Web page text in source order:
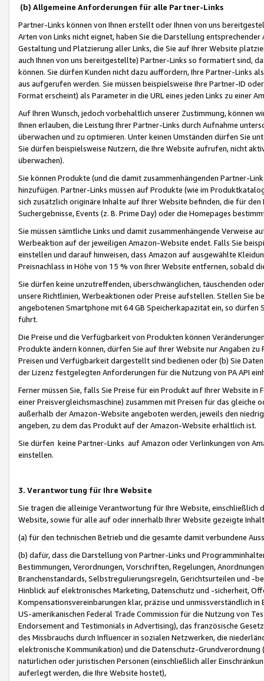
(b) Allgemeine Anforderungen für alle Partner-Links
Partner-Links können von Ihnen erstellt oder Ihnen von uns
Arten von Links nicht eignet, haben Sie die Darstellung
Gestaltung und Platzierung aller Links, die Sie auf Ihrer Website
auch Ihnen von uns bereitgestellte) Partner-Links so formatiert sind,
können. Sie dürfen Kunden nicht dazu auffordern, Ihre Partner-Links
aus aufgerufen werden. Sie müssen beispielsweise Ihre Partner-ID
Format erscheint) als Parameter in die URL eines jeden Links zu einer
Auf Ihren Wunsch, jedoch vorbehaltlich unserer Zustimmung, können
Ihnen erlauben, die Leistung Ihrer Partner-Links durch Aufnahme
überwachen und zu optimieren. Unter keinen Umständen dürfen Sie
Sie dürfen beispielsweise Nutzern, die Ihre Website aufrufen, nicht
überwachen).
Sie können Produkte (und die damit zusammenhängenden Partner-
hinzufügen. Partner-Links müssen auf Produkte (wie im
sich zusätzlich originäre Inhalte auf Ihrer Website befinden, die für
Suchergebnisse, Events (z. B. Prime Day) oder die Homepages
Sie müssen sämtliche Links und damit zusammenhängende
Werbeaktion auf der jeweiligen Amazon-Website endet. Falls Sie
einstellen und darauf hinweisen, dass Amazon auf ausgewählte
Preisnachlass in Höhe von 15 % von Ihrer Website entfernen, sobald
Sie dürfen keine unzutreffenden, überschwänglichen, täuschenden
unsere Richtlinien, Werbeaktionen oder Preise aufstellen. Stellen Sie
angebotenen Smartphone mit 64 GB Speicherkapazität ein, so dürfen
führt.
Die Preise und die Verfügbarkeit von Produkten können
Produkte ändern können, dürfen Sie auf Ihrer Website nur Angaben
Preisen und Verfügbarkeit dargestellt sind bedienen oder (b) Sie
der Lizenz festgelegten Anforderungen für die Nutzung von PA API
Ferner müssen Sie, falls Sie Preise für ein Produkt auf Ihrer Website
einer Preisvergleichsmaschine) zusammen mit Preisen für das
außerhalb der Amazon-Website angeboten werden, jeweils den
angeben, zu dem das Produkt auf der Amazon-Website erhältlich ist.
Sie dürfen keine Partner-Links auf Amazon oder Verlinkungen von
einstellen.
3. Verantwortung für Ihre Website
Sie tragen die alleinige Verantwortung für Ihre Website,
Website, sowie für alle auf oder innerhalb Ihrer Website gezeigte
(a) für den technischen Betrieb und die gesamte damit verbundene
(b) dafür, dass die Darstellung von Partner-Links und
Bestimmungen, Verordnungen, Vorschriften, Regelungen,
Branchenstandards, Selbstregulierungsregeln, Gerichtsurteilen und -
Hinblick auf elektronisches Marketing, Datenschutz und -sicherheit,
Kompensationsvereinbarungen klar, präzise und unmissverständlich
US-amerikanischen Federal Trade Commission für die Nutzung von
Endorsement and Testimonials in Advertising), das französische
des Missbrauchs durch Influencer in sozialen Netzwerken, die
elektronische Kommunikation) und die Datenschutz-
natürlichen oder juristischen Personen (einschließlich aller
auferlegt werden, die Ihre Website hostet),